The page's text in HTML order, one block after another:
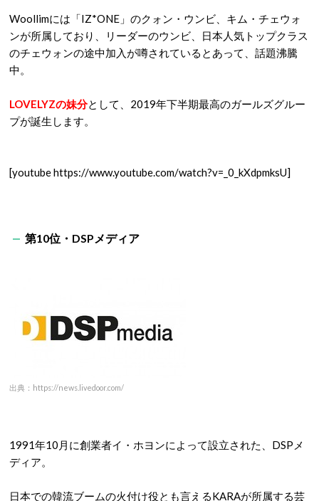
Woollimには「IZ*ONE」のクォン・ウンビ、キム・チェウォ
ンが所属しており、リーダーのウンビ、日本人気トップクラス
のチェウォンの途中加入が噂されているとあって、話題沸騰
中。
LOVELYZの妹分として、2019年下半期最高のガールズグルー
プが誕生します。
[youtube https://www.youtube.com/watch?v=_0_kXdpmksU]
第10位・DSPメディア
出典：https://news.livedoor.com/
1991年10月に創業者イ・ホヨンによって設立された、DSPメ
ディア。
日本での韓流ブームの火付け役とも言えるKARAが所属する芸